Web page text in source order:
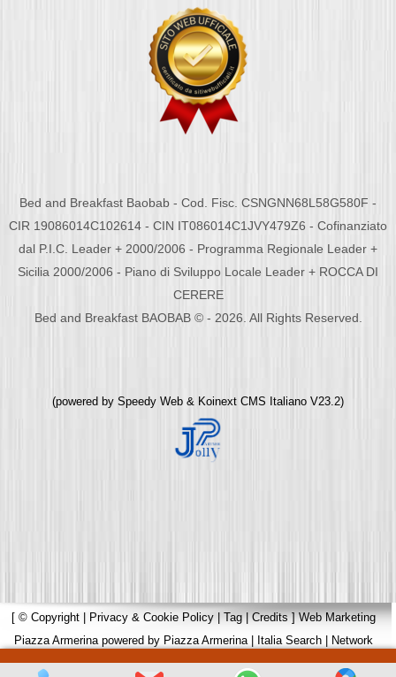
Bed and Breakfast Baobab - Cod. Fisc. CSNGNN68L58G580F -
CIR 19086014C102614 - CIN IT086014C1JVY479Z6 - Cofinanziato
dal P.I.C. Leader + 2000/2006 - Programma Regionale Leader +
Sicilia 2000/2006 - Piano di Sviluppo Locale Leader + ROCCA DI
CERERE
Bed and Breakfast BAOBAB © - 2026. All Rights Reserved.
(powered by Speedy Web & Koinext CMS Italiano V23.2)
[ © Copyright | Privacy & Cookie Policy | Tag|Credits]Web Marketing
Piazza Armerina powered by Piazza Armerina | Italia Search | Network
Portali